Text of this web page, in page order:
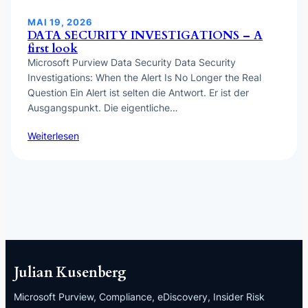
MAI 19, 2026
DATA SECURITY INVESTIGATIONS – A
first look
Microsoft Purview Data Security Data Security
Investigations: When the Alert Is No Longer the Real
Question Ein Alert ist selten die Antwort. Er ist der
Ausgangspunkt. Die eigentliche…
Weiterlesen
Julian Kusenberg
Microsoft Purview, Compliance, eDiscovery, Insider Risk